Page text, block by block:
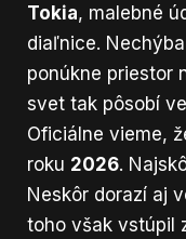
Tokia, malebné
diaľnice.
ponúkne priestor
svet tak pôsobí
Oficiálne vieme,
roku 2026.
Neskôr dorazí aj
toho však vstúpil